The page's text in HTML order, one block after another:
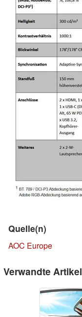
Quelle(n)
AOC Europe
Verwandte Artikel